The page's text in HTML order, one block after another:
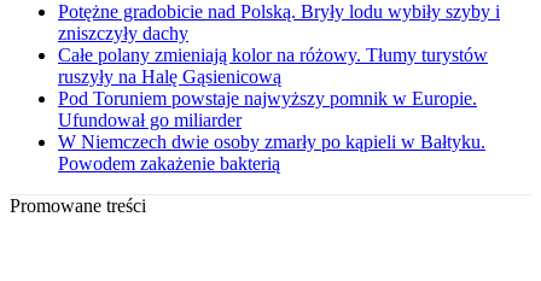
Potężne gradobicie nad Polską. Bryły lodu wybiły szyby i
zniszczyły dachy
Całe polany zmieniają kolor na różowy. Tłumy turystów
ruszyły na Halę Gąsienicową
Pod Toruniem powstaje najwyższy pomnik w Europie.
Ufundował go miliarder
W Niemczech dwie osoby zmarły po kąpieli w Bałtyku.
Powodem zakażenie bakterią
Promowane treści